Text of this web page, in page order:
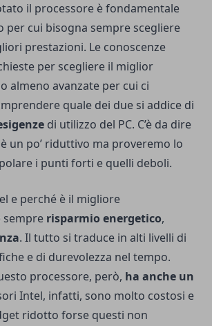
il processore è fondamentale
per cui bisogna sempre scegliere
prestazioni. Le conoscenze
per scegliere il miglior
almeno avanzate per cui ci
quale dei due si addice di
di utilizzo del PC. C’è da dire
un po’ riduttivo ma proveremo lo
i punti forti e quelli deboli.
e perché è il migliore
sempre risparmio energetico,
. Il tutto si traduce in alti livelli di
e di durevolezza nel tempo.
processore, però, ha anche un
Intel, infatti, sono molto costosi e
ridotto forse questi non